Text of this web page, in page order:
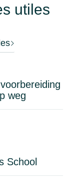
utiles
weg
School